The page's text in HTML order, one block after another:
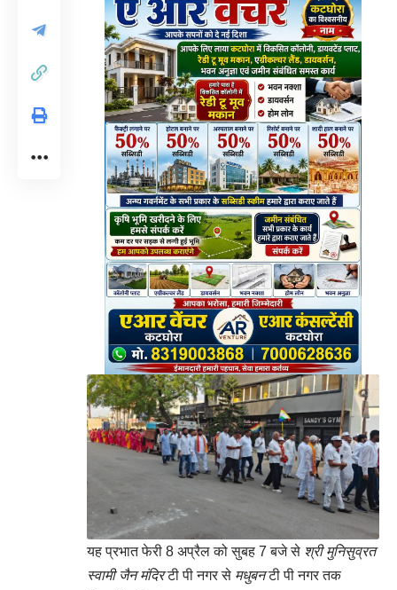
यह प्रभात फेरी 8 अप्रैल को सुबह 7 बजे से श्री मुनिसुव्रत
स्वामी जैन मंदिरटी पी नगर से मधुबनटी पी नगर तक